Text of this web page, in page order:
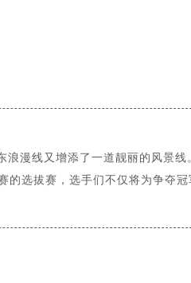
漫线又增添了一道靓丽的风景线
选拔赛，选手们不仅将为争夺冠